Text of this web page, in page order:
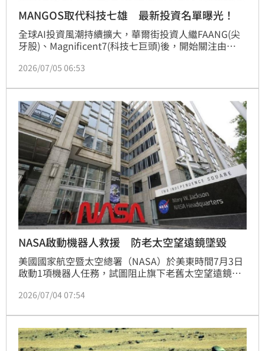
MANGOS取代科技七雄 最新投資名單曝光！
全球AI投資風潮持續擴大，華爾街投資人繼FAANG(尖
牙股)、Magnificent7(科技七巨頭)後，開始關注由
達 (NVDA-US)、Google、OpenAI 與 SpaceX組成的下
發、掌握AI晶片、算力及能源等關鍵基礎設施，被視為
未來AI生產力革命的核心參與者，推升
2026/07/05 06:53
NASA啟動機器人救援 防老太空望遠鏡墜毀
美國國家航空暨太空總署（NASA）於美東時間7月3日
啟動1項機器人任務，試圖阻止旗下老舊太空望遠鏡
Observatory）在穿越大氣層時焚毀。這項史無前例的
2026/07/04 07:54